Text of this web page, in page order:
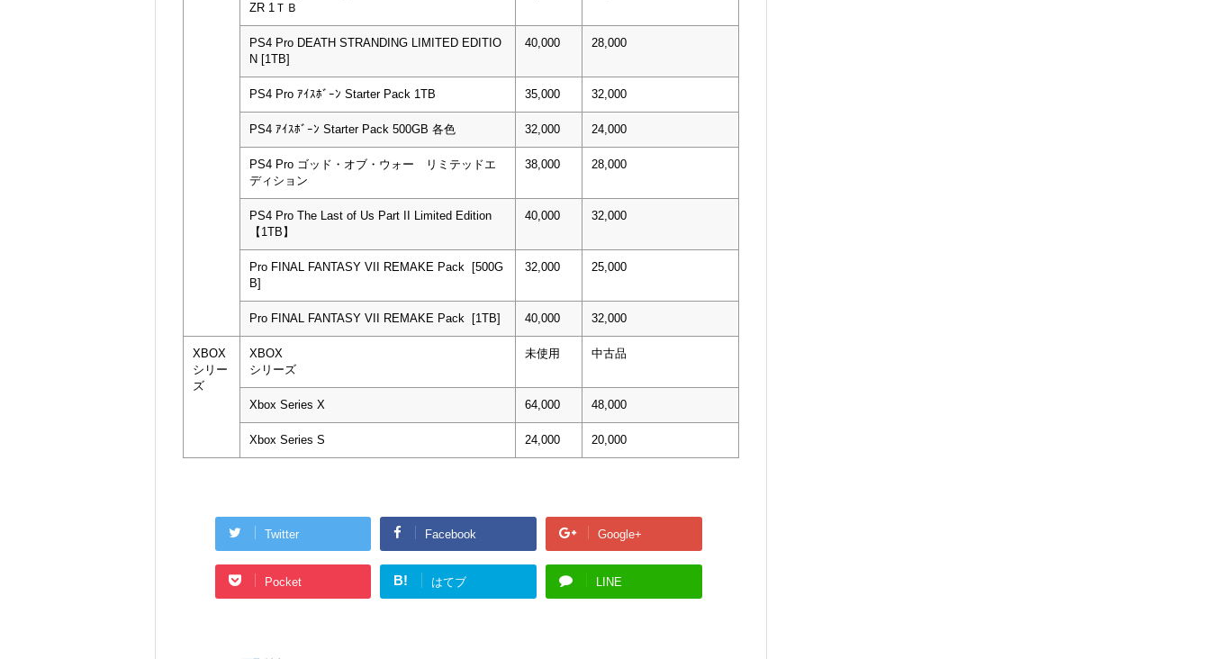
ZR 1ＴＢ
PS4 Pro DEATH STRANDING LIMITED EDITIO
N [1TB]
40,000 28,000
PS4 Pro ｱｲｽﾎﾞｰﾝ Starter Pack 1TB 35,000 32,000
PS4 ｱｲｽﾎﾞｰﾝ Starter Pack 500GB 各色 32,000 24,000
PS4 Pro ゴッド・オブ・ウォー リミテッドエ
ディション
38,000 28,000
PS4 Pro The Last of Us Part II Limited Edition
【1TB】
40,000 32,000
Pro FINAL FANTASY VII REMAKE Pack [500G
B]
32,000 25,000
Pro FINAL FANTASY VII REMAKE Pack [1TB] 40,000 32,000
XBOX
シリー
ズ
XBOX
シリーズ
未使用 中古品
Xbox Series X 64,000 48,000
Xbox Series S 24,000 20,000
Twitter Facebook Google+
Pocket B! はてブ LINE